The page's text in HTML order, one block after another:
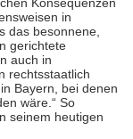
in
das besonnene,
gerichtete
auch in
rechtsstaatlich
Bayern, bei denen
wäre.“ So
seinem heutigen